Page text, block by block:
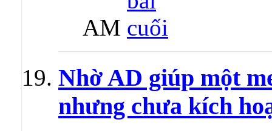
AM
Nhờ AD giúp một
nhưng chưa kích